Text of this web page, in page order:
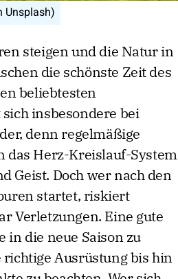
Unsplash)
steigen und die Natur in
die schönste Zeit des
beliebtesten
insbesondere bei
denn regelmäßige
das Herz-Kreislauf-System
Geist. Doch wer nach den
startet, riskiert
Verletzungen. Eine gute
in die neue Saison zu
Ausrüstung bis hin